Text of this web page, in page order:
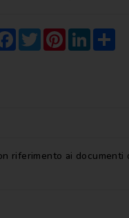
FacebookTwitterPinterestLinkedIn
ai